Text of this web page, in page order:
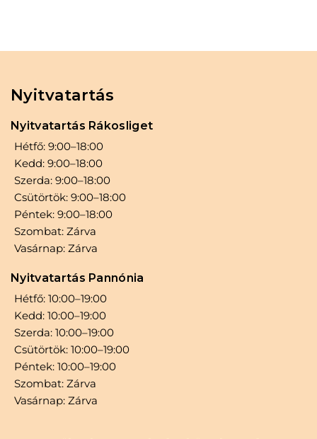
Nyitvatartás
Nyitvatartás Rákosliget
Hétfő: 9:00–18:00
Kedd: 9:00–18:00
Szerda: 9:00–18:00
Csütörtök: 9:00–18:00
Péntek: 9:00–18:00
Szombat: Zárva
Vasárnap: Zárva
Nyitvatartás Pannónia
Hétfő: 10:00–19:00
Kedd: 10:00–19:00
Szerda: 10:00–19:00
Csütörtök: 10:00–19:00
Péntek: 10:00–19:00
Szombat: Zárva
Vasárnap: Zárva